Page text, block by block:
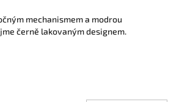
mechanismem a modrou
černě lakovaným designem.